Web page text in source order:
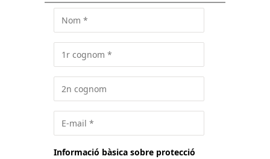
Informació bàsica sobre protecció